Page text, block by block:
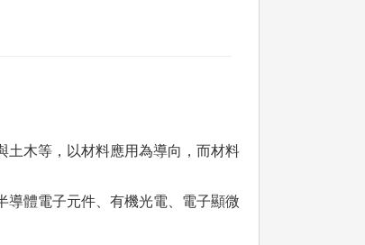
土木等，以材料應用為導向，而材料
導體電子元件、有機光電、電子顯微